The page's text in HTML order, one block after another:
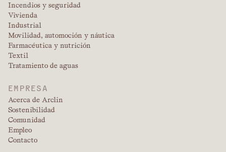
Incendios y seguridad
Vivienda
Industrial
Movilidad, automoción y náutica
Farmacéutica y nutrición
Textil
Tratamiento de aguas
EMPRESA
Acerca de Arclin
Sostenibilidad
Comunidad
Empleo
Contacto